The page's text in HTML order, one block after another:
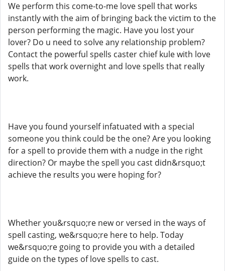
We perform this come-to-me love spell that works
instantly with the aim of bringing back the victim to the
person performing the magic. Have you lost your
lover? Do u need to solve any relationship problem?
Contact the powerful spells caster chief kule with love
spells that work overnight and love spells that really
work.
Have you found yourself infatuated with a special
someone you think could be the one? Are you looking
for a spell to provide them with a nudge in the right
direction? Or maybe the spell you cast didn&rsquo;t
achieve the results you were hoping for?
Whether you&rsquo;re new or versed in the ways of
spell casting, we&rsquo;re here to help. Today
we&rsquo;re going to provide you with a detailed
guide on the types of love spells to cast.